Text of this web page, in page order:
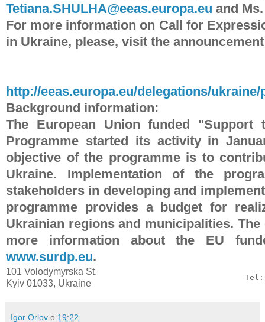
Tetiana.SHULHA@eeas.europa.eu and
For more information on Call for
in Ukraine, please, visit the
http://eeas.europa.eu/delegations/
Background information:
The European Union funded "Support
Programme started its activity in
objective of the programme is to
Ukraine. Implementation of the
stakeholders in developing and
programme provides a budget for
Ukrainian regions and municipalities.
more information about the EU
www.surdp.eu.
101 Volodymyrska St.
Kyiv 01033, Ukraine
Tel:
Igor Orlov о 19:22